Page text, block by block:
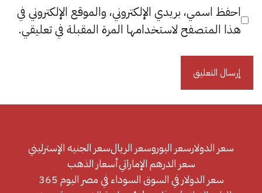
احفظ اسمي، بريدي الإلكتروني، والموقع الإلكتروني في
هذا المتصفح لاستخدامها المرة المقبلة في تعليقي.
سعر الدولارسعر اليوروسعر الريالسعر الجنيه الإسترليني
سعر الدرهم الإماراتيأسعار الذهب
سعر الدولار في السوق السوداء في مصر اليوم 365